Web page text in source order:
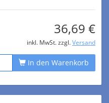
36,69 €
inkl. MwSt. zzgl. Versand
In den Warenkorb